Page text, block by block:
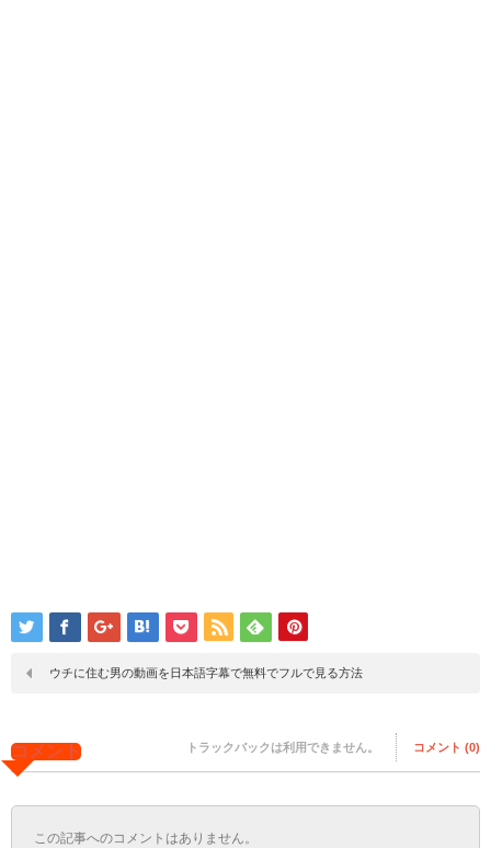
ウチに住む男の動画を日本語字幕で無料でフルで見る方法
コメント トラックバックは利用できません。 コメント (0)
この記事へのコメントはありません。